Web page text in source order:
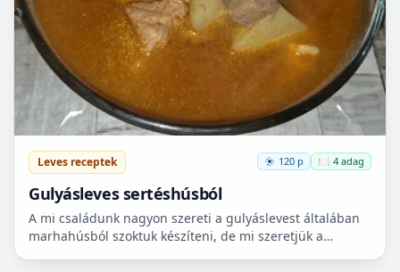
Leves receptek 120 p 🍽️ 4 adag
Gulyásleves sertéshúsból
A mi családunk nagyon szereti a gulyáslevest általában
marhahúsból szoktuk készíteni, de mi szeretjük a